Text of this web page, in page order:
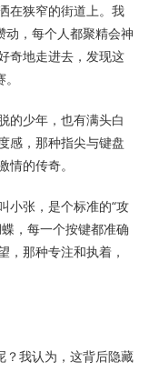
在狭窄的街道上。我
动，每个人都聚精会神
奇地走进去，发现这
的少年，也有满头白
感，那种指尖与键盘
的传奇。
小张，是个标准的“攻
，每一个按键都准确
，那种专注和执着，
？我认为，这背后隐藏